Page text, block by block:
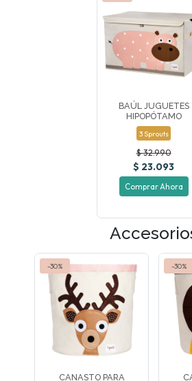
BAÚL JUGUETES
HIPOPÓTAMO
3 Sprouts
$ 32.990
$ 23.093
Comprar Ahora
-30%
CANASTO PARA
-30%